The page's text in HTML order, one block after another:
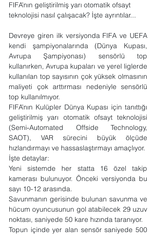
FIFA’nın geliştirilmiş yarı otomatik ofsayt
teknolojisi nasıl çalışacak? İşte ayrıntılar...
Devreye giren ilk versiyonda FIFA ve UEFA
kendi şampiyonalarında (Dünya Kupası,
Avrupa Şampiyonası) sensörlü top
kullanırken, Avrupa kupaları ve yerel liglerde
kullanılan top sayısının çok yüksek olmasının
maliyeti çok arttırması nedeniyle sensörlü
top kullanılmıyor.
FIFA’nın Kulüpler Dünya Kupası için tanıttığı
geliştirilmiş yarı otomatik ofsayt teknolojisi
(Semi‑Automated Offside Technology,
SAOT), VAR sürecini büyük ölçüde
hızlandırmayı ve hassaslaştırmayı amaçlıyor.
İşte detaylar:
Yeni sistemde her statta 16 özel takip
kamerası bulunuyor. Önceki versiyonda bu
sayı 10-12 arasında.
Savunmanın gerisinde bulunan savunma ve
hücum oyuncusunun gol atabilecek 29 uzuv
noktası, saniyede 50 kare hızında taranıyor.
Topun içinde yer alan sensör saniyede 500